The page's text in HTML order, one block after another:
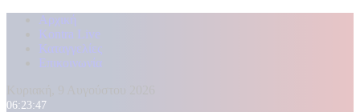
Αρχική
Kontra Live
Καταγγελίες
Επικοινωνία
06:23:49